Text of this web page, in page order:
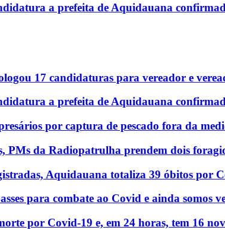
a prefeita de Aquidauana
17 candidaturas para vereador e
a prefeita de Aquidauana
por captura de pescado fora da
PMs da Radiopatrulha prendem dois
Aquidauana totaliza 39 óbitos por
para combate ao Covid e ainda
por Covid-19 e, em 24 horas, tem 16